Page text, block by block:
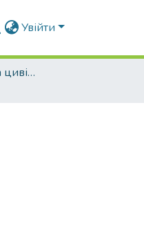
Увійти
192 Будівництво та цивільна інженерія. Технології будівельних конструкцій, виробів і матеріалів